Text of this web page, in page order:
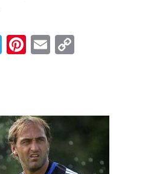
Telegram
Pinterest
EmailCopy